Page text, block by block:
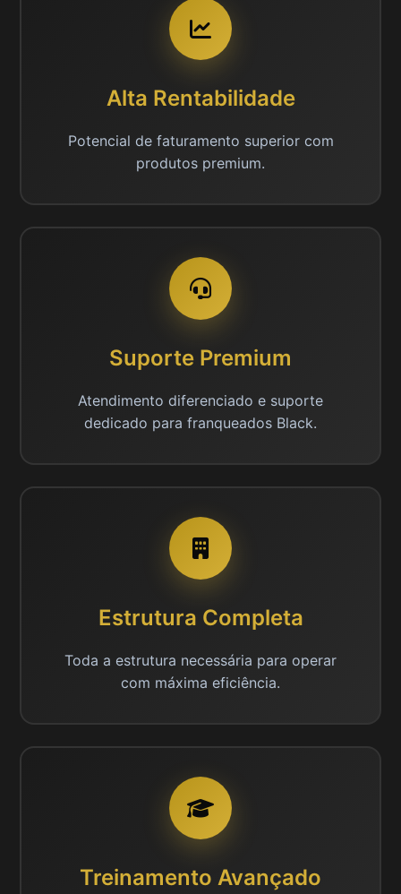
Alta Rentabilidade
Potencial de faturamento superior com
produtos premium.
Suporte Premium
Atendimento diferenciado e suporte
dedicado para franqueados Black.
Estrutura Completa
Toda a estrutura necessária para operar
com máxima eficiência.
Treinamento Avançado